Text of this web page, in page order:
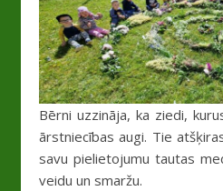
Bērni uzzināja, ka ziedi,
ārstniecības augi. Tie
savu pielietojumu tautas
veidu un smaržu.